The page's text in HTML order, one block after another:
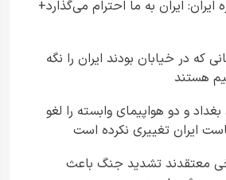
ایران: ایران به ما احترام می‌گذارد+
که در خیابان بودند ایران را نگه
هستند
و دو هواپیمای وابسته را لغو
ایران تغییری نکرده است
معتقدند تشدید جنگ باعث